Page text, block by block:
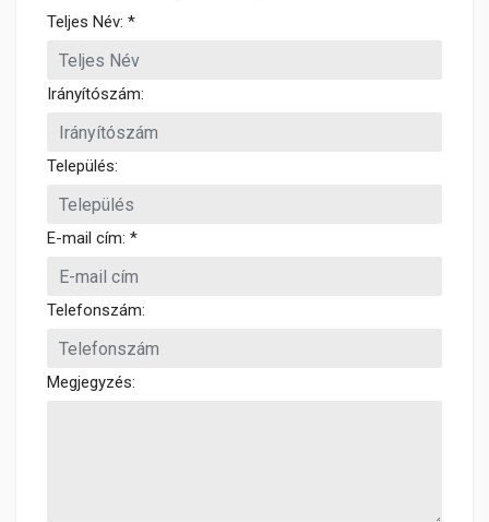
Teljes Név: *
Irányítószám:
Település:
E-mail cím: *
Telefonszám:
Megjegyzés: